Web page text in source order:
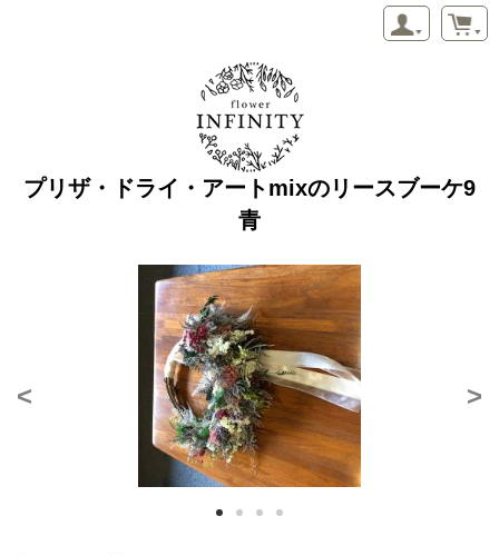
プリザ・ドライ・アートmixのリースブーケ9
青
< >